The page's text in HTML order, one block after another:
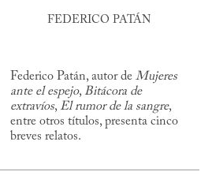
FEDERICO PATÁN
Federico Patán, autor de Mujeres
ante el espejo, Bitácora de
extravíos, El rumor de la sangre,
entre otros títulos, presenta cinco
breves relatos.